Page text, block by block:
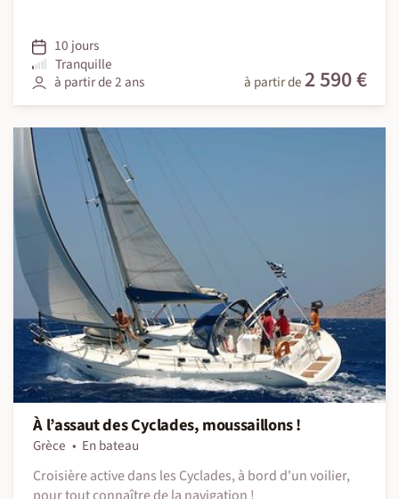
10 jours
Tranquille
à partir de 2 ans
à partir de 2 590 €
À l’assaut des Cyclades, moussaillons !
Grèce
En bateau
Croisière active dans les Cyclades, à bord d'un voilier,